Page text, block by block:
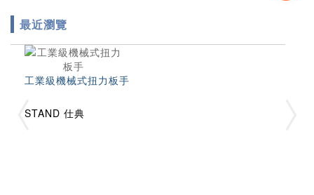
最近瀏覽
工業級機械式扭力板手
STAND 仕典